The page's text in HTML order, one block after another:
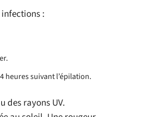
:
heures suivant l’épilation.
des rayons UV.